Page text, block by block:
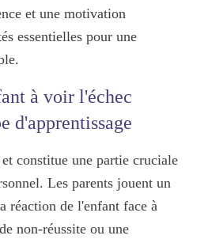
et une motivation
essentielles pour une
à voir l'échec
d'apprentissage
constitue une partie cruciale
Les parents jouent un
réaction de l'enfant face à
non-réussite ou une